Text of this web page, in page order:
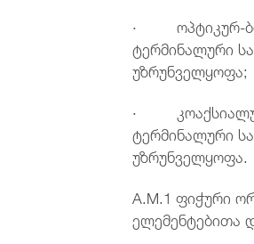
· ოპტიკურ-
ტერმინალური
უზრუნველყოფა;
·
ტერმინალური
უზრუნველყოფა.
A.M.1 ფიჭური
ელემენტებითა